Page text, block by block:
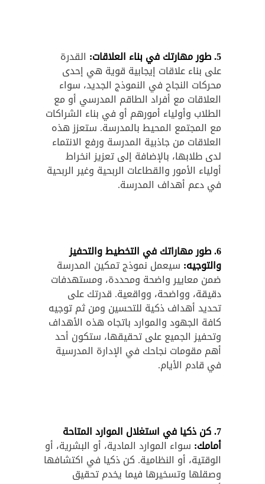
5
.طور مهارتك في بناء العلاقات: القدرة
على بناء علاقات إيجابية قوية هي إحدى
محركات النجاح في النموذج الجديد، سواء
العلاقات مع أفراد الطاقم المدرسي أو مع
الطلاب وأولياء أمورهم أو في بناء الشراكات
مع المجتمع المحيط بالمدرسة. ستعزز هذه
العلاقات من جاذبية المدرسة ورفع الانتماء
لدى طلابها، بالإضافة إلى تعزيز انخراط
أولياء الأمور والقطاعات الربحية وغير الربحية
في دعم أهداف المدرسة.
6
.طور مهاراتك في التخطيط والتحفيز
والتوجيه: سيعمل نموذج تمكين المدرسة
ضمن معايير واضحة ومحددة، ومستهدفات
دقيقة، وواضحة، وواقعية. قدرتك على
تحديد أهداف ذكية للتحسين ومن ثم توجيه
كافة الجهود والموارد باتجاه هذه الأهداف
وتحفيز الجميع على تحقيقها، ستكون أحد
أهم مقومات نجاحك في الإدارة المدرسية
في قادم الأيام.
7
.كن ذكيا في استغلال الموارد المتاحة
أمامك: سواء الموارد المادية، أو البشرية، أو
الوقتية، أو النظامية. كن ذكيا في اكتشافها
وصقلها وتسخيرها فيما يخدم تحقيق